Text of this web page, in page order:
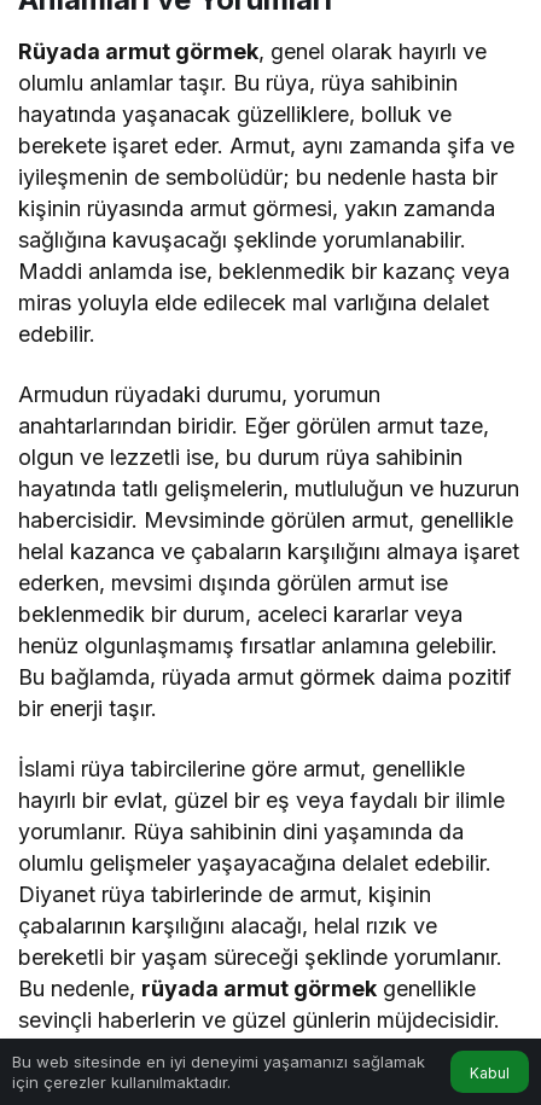
Rüyada armut görmek, genel olarak hayırlı ve
olumlu anlamlar taşır. Bu rüya, rüya sahibinin
hayatında yaşanacak güzelliklere, bolluk ve
berekete işaret eder. Armut, aynı zamanda şifa ve
iyileşmenin de sembolüdür; bu nedenle hasta bir
kişinin rüyasında armut görmesi, yakın zamanda
sağlığına kavuşacağı şeklinde yorumlanabilir.
Maddi anlamda ise, beklenmedik bir kazanç veya
miras yoluyla elde edilecek mal varlığına delalet
edebilir.
Armudun rüyadaki durumu, yorumun
anahtarlarından biridir. Eğer görülen armut taze,
olgun ve lezzetli ise, bu durum rüya sahibinin
hayatında tatlı gelişmelerin, mutluluğun ve huzurun
habercisidir. Mevsiminde görülen armut, genellikle
helal kazanca ve çabaların karşılığını almaya işaret
ederken, mevsimi dışında görülen armut ise
beklenmedik bir durum, aceleci kararlar veya
henüz olgunlaşmamış fırsatlar anlamına gelebilir.
Bu bağlamda, rüyada armut görmek daima pozitif
bir enerji taşır.
İslami rüya tabircilerine göre armut, genellikle
hayırlı bir evlat, güzel bir eş veya faydalı bir ilimle
yorumlanır. Rüya sahibinin dini yaşamında da
olumlu gelişmeler yaşayacağına delalet edebilir.
Diyanet rüya tabirlerinde de armut, kişinin
çabalarının karşılığını alacağı, helal rızık ve
bereketli bir yaşam süreceği şeklinde yorumlanır.
Bu nedenle, rüyada armut görmek genellikle
sevinçli haberlerin ve güzel günlerin müjdecisidir.
Bu web sitesinde en iyi deneyimi yaşamanızı sağlamak
için çerezler kullanılmaktadır.
Kabul
Anasayfa Hesabım